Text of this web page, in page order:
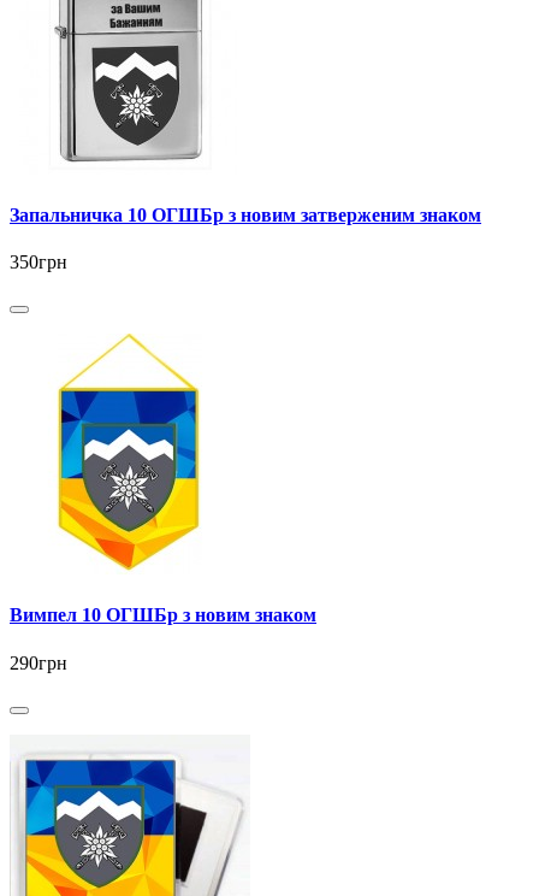
Запальничка 10 ОГШБр з новим затверженим знаком
350грн
Вимпел 10 ОГШБр з новим знаком
290грн